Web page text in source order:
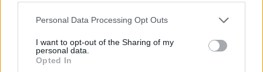
Please note that this website/app uses one or more Google
not limited to your visit or usage behaviour. You may click to
grant or deny consent to Google and its third-party tags to
use your data for below specified purposes in below Google
Personal Data Processing Opt Outs
I want to opt-out of the Sharing of my
personal data.
Opted In
barátaiban.